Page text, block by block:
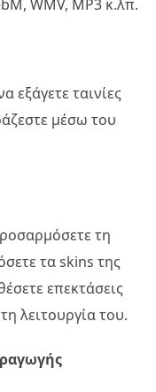
WMV, MP3 κ.λπ.
εξάγετε ταινίες
μέσω του
τη
τα skins της
επεκτάσεις
λειτουργία του.